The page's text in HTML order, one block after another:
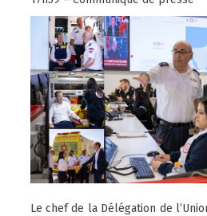
Le chef de la Délégation de